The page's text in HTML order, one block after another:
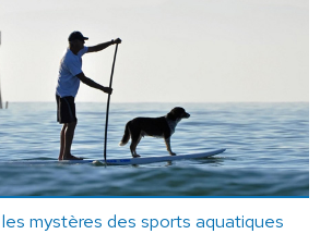
mystères des sports aquatiques